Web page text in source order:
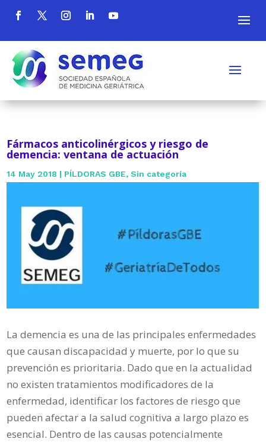
Fármacos anticolinérgicos y riesgo de
demencia: ventana de actuación
14 May 2018 | PÍLDORAS GBE,Sin categoría
La demencia es una de las principales enfermedades
que causan discapacidad y muerte, por lo que su
prevención es prioritaria. Dado que en la actualidad
no existen tratamientos modificadores de la
enfermedad, identificar los factores de riesgo que
pueden afectar a la salud cognitiva a largo plazo es
esencial. Dentro de las causas potencialmente